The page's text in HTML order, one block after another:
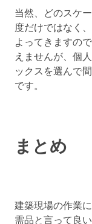
当然、どのスケ
度だけではなく
よってきますの
えませんが、個
ックスを選んで
です。
まとめ
建築現場の作業
需品と言って良